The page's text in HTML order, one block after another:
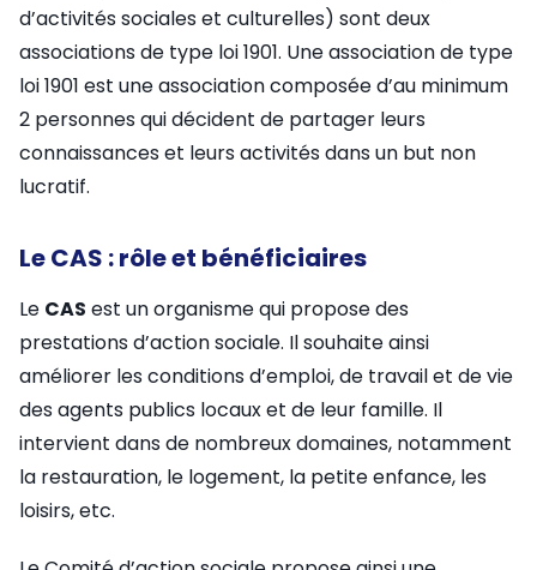
d’activités sociales et culturelles) sont deux
associations de type loi 1901. Une association de type
loi 1901 est une association composée d’au minimum
2 personnes qui décident de partager leurs
connaissances et leurs activités dans un but non
lucratif.
Le CAS : rôle et bénéficiaires
Le CAS est un organisme qui propose des
prestations d’action sociale. Il souhaite ainsi
améliorer les conditions d’emploi, de travail et de vie
des agents publics locaux et de leur famille. Il
intervient dans de nombreux domaines, notamment
la restauration, le logement, la petite enfance, les
loisirs, etc.